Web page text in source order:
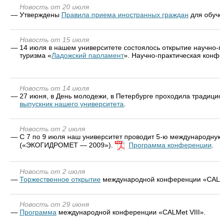
Новость от 20 июля
— Утверждены Правила приема иностранных граждан для
Новость от 15 июля
— 14 июля в нашем университете состоялось открытие
туризма «Ладожский парламент». Научно-практическая
Новость от 14 июля
— 27 июня, в День молодежи, в Петербурге проходила
выпускник нашего университета
Новость от 2 июля
— С 7 по 9 июля наш университет проводит 5-ю
(«ЭКОГИДРОМЕТ — 2009»).
Программа конференции
Новость от 2 июля
— Торжественное открытиемеждународной конференции
Новость от 29 июня
— Программа международной конференции «CALMet VIII».